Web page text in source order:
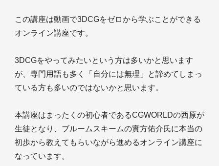
この講座は動画で3DCGをゼロから学ぶことができる
オンライン講座です。
3DCGをやってみたいという方は多いかと思います
が、専門用語も多く「自分には無理」と諦めてしまっ
ている方も多いのではないかと思います。
本講座はまったくの初心者であるCGWORLDの西原が
生徒となり、ブルームスキームの實方佑介氏に本当の
初歩から教えてもらいながら進めるオンライン講座に
なっています。